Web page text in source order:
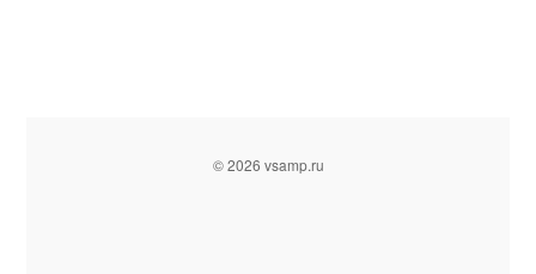
© 2026 vsamp.ru